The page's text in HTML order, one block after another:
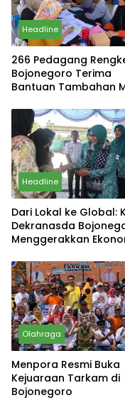
Headline
266 Pedagang
Bojonegoro Terima
Bantuan Tambahan
Headline
Dari Lokal ke Global:
Dekranasda
Menggerakkan
Olahraga
Menpora Resmi Buka
Kejuaraan Tarkam di
Bojonegoro